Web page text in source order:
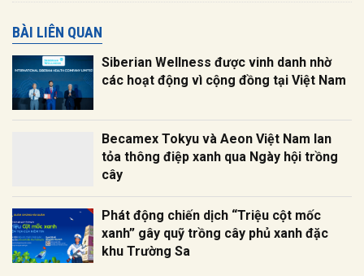
BÀI LIÊN QUAN
Siberian Wellness được vinh danh nhờ
các hoạt động vì cộng đồng tại Việt Nam
Becamex Tokyu và Aeon Việt Nam lan
tỏa thông điệp xanh qua Ngày hội trồng
cây
Phát động chiến dịch “Triệu cột mốc
xanh” gây quỹ trồng cây phủ xanh đặc
khu Trường Sa